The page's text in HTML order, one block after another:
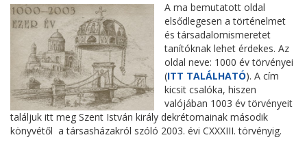
A ma bemutatott oldal
elsődlegesen a történelmet
és társadalomismeretet
tanítóknak lehet érdekes. Az
oldal neve: 1000 év törvényei
(ITT TALÁLHATÓ). A cím
kicsit csalóka, hiszen
valójában 1003 év törvényeit
találjuk itt meg Szent István király dekrétomainak második
könyvétől a társasházakról szóló 2003. évi CXXXIII. törvényig.